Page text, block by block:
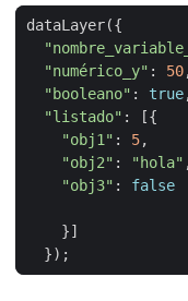
dataLayer({
"numérico_y" : 50
"booleano" : true
"listado" :
[{
"obj1" : 5,
"obj2" : "hola"
"obj3" : false
}]
});